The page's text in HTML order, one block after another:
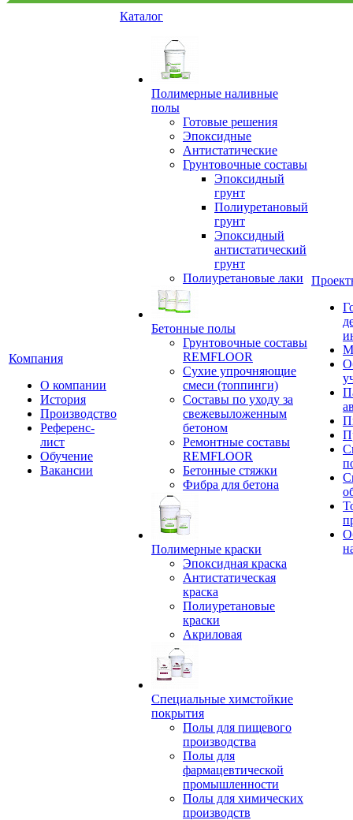
Компания
О компании
История
Производство
Референс-
лист
Обучение
Вакансии
Каталог
Полимерные наливные
полы
Готовые решения
Эпоксидные
Антистатические
Грунтовочные составы
Эпоксидный
грунт
Полиуретановый
грунт
Эпоксидный
антистатический
грунт
Полиуретановые лаки
Бетонные полы
Грунтовочные составы
REMFLOOR
Сухие упрочняющие
смеси (топпинги)
Составы по уходу за
свежевыложенным
бетоном
Ремонтные составы
REMFLOOR
Бетонные стяжки
Фибра для бетона
Полимерные краски
Эпоксидная краска
Антистатическая
краска
Полиуретановые
краски
Акриловая
Специальные химстойкие
покрытия
Полы для пищевого
производства
Полы для
фармацевтической
промышленности
Полы для химических
производств